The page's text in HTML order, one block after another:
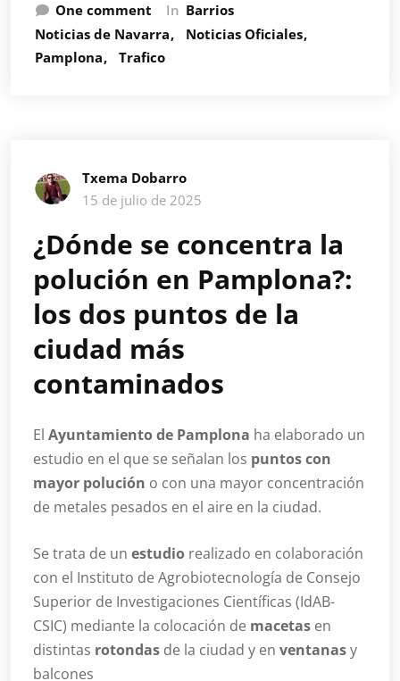
One comment In Barrios
Noticias de Navarra
Noticias Oficiales
Pamplona
Trafico
Txema Dobarro
15 de julio de 2025
¿Dónde se concentra la
polución en Pamplona?:
los dos puntos de la
ciudad más
contaminados
El Ayuntamiento de Pamplona ha elaborado un
estudio en el que se señalan los puntos con
mayor polución o con una mayor concentración
de metales pesados en el aire en la ciudad.
Se trata de un estudio realizado en colaboración
con el Instituto de Agrobiotecnología de Consejo
Superior de Investigaciones Científicas (IdAB-
CSIC) mediante la colocación de macetas en
distintas rotondas de la ciudad y en ventanasy
balcones